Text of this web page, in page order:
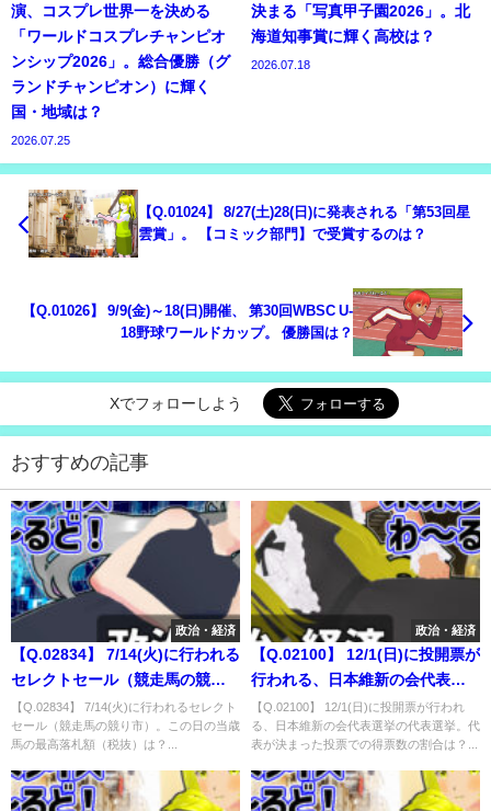
演、コスプレ世界一を決める
「ワールドコスプレチャンピオ
ンシップ2026」。総合優勝（グ
ランドチャンピオン）に輝く
国・地域は？
2026.07.25
決まる「写真甲子園2026」。北
海道知事賞に輝く高校は？
2026.07.18
【Q.01024】 8/27(土)28(日)に発表される「第53回星
雲賞」。 【コミック部門】で受賞するのは？
【Q.01026】 9/9(金)～18(日)開催、 第30回WBSC U-
18野球ワールドカップ。 優勝国は？
Xでフォローしよう
おすすめの記事
政治・経済
【Q.02834】 7/14(火)に行われる
セレクトセール（競走馬の競り
市）。この日の当歳馬の最高落
札額（税抜）は？
【Q.02834】 7/14(火)に行われるセレクト
セール（競走馬の競り市）。この日の当歳
馬の最高落札額（税抜）は？...
政治・経済
【Q.02100】 12/1(日)に投開票が
行われる、日本維新の会代表選
挙。代表が決まった投票での得
票数の割合は？
【Q.02100】 12/1(日)に投開票が行われ
る、日本維新の会代表選挙の代表選挙。代
表が決まった投票での得票数の割合は？...